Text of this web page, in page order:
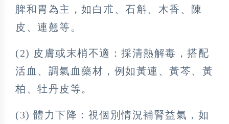
脾和胃為主，如白朮、石斛、木香、陳
皮、連翹等。
(2) 皮膚或末梢不適：採清熱解毒，搭配
活血、調氣血藥材，例如黃連、黃芩、黃
柏、牡丹皮等。
(3) 體力下降：視個別情況補腎益氣，如